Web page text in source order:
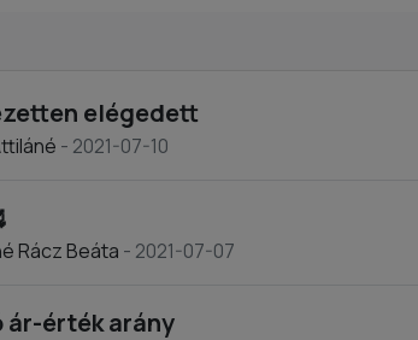
elégedett
- 2021-07-10
Rácz Beáta - 2021-07-07
ár-érték arány